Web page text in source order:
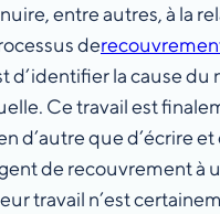
entre autres, à la
de
d’identifier la cause du
Ce travail est
d’autre que d’écrire
de recouvrement à
travail n’est